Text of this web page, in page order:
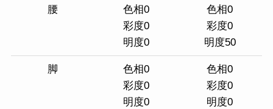
腰
色相0
彩度0
明度0
色相0
彩度0
明度50
脚
色相0
彩度0
明度0
色相0
彩度0
明度0